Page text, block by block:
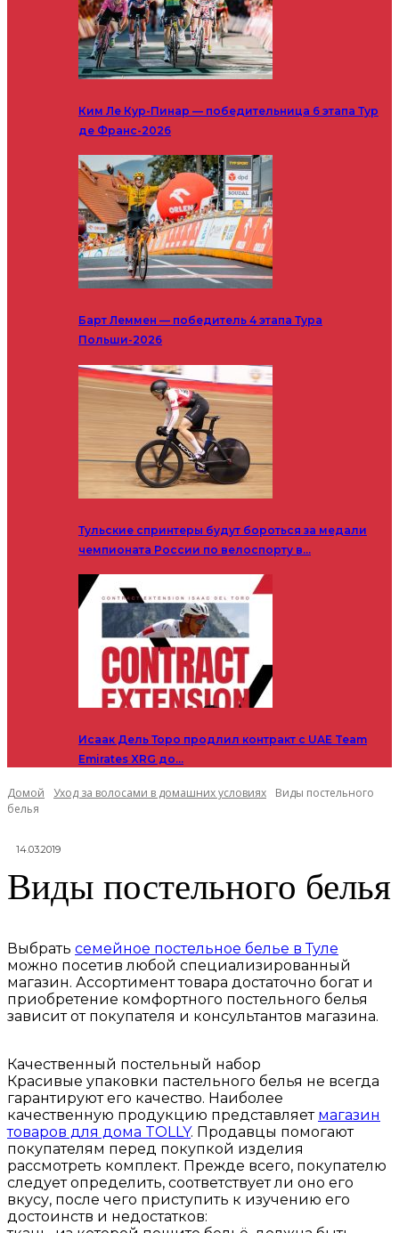
Ким Ле Кур-Пинар — победительница 6 этапа Тур
де Франс-2026
Барт Леммен — победитель 4 этапа Тура
Польши-2026
Тульские спринтеры будут бороться за медали
чемпионата России по велоспорту в…
Исаак Дель Торо продлил контракт с UAE Team
Emirates XRG до…
Домой Уход за волосами в домашних условиях
Виды постельного
белья
14.03.2019
Виды постельного белья
Выбрать семейное постельное белье в Туле
можно посетив любой специализированный
магазин. Ассортимент товара достаточно богат и
приобретение комфортного постельного белья
зависит от покупателя и консультантов магазина.
Качественный постельный набор
Красивые упаковки пастельного белья не всегда
гарантируют его качество. Наиболее
качественную продукцию представляет магазин
товаров для дома TOLLY. Продавцы помогают
покупателям перед покупкой изделия
рассмотреть комплект. Прежде всего, покупателю
следует определить, соответствует ли оно его
вкусу, после чего приступить к изучению его
достоинств и недостатков: